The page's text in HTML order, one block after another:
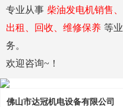
专业从事 柴油发电机销售、
出租、回收、维修保养 等业
务。
欢迎咨询~！
佛山市达冠机电设备有限公司